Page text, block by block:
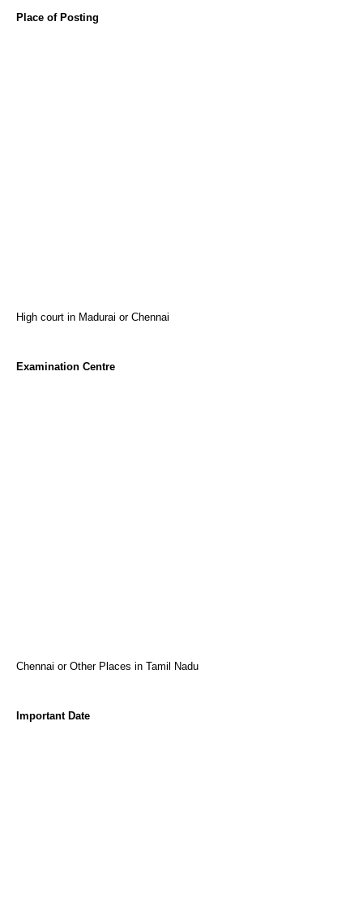
Place of Posting
High court in Madurai or Chennai
Examination Centre
Chennai or Other Places in Tamil Nadu
Important Date